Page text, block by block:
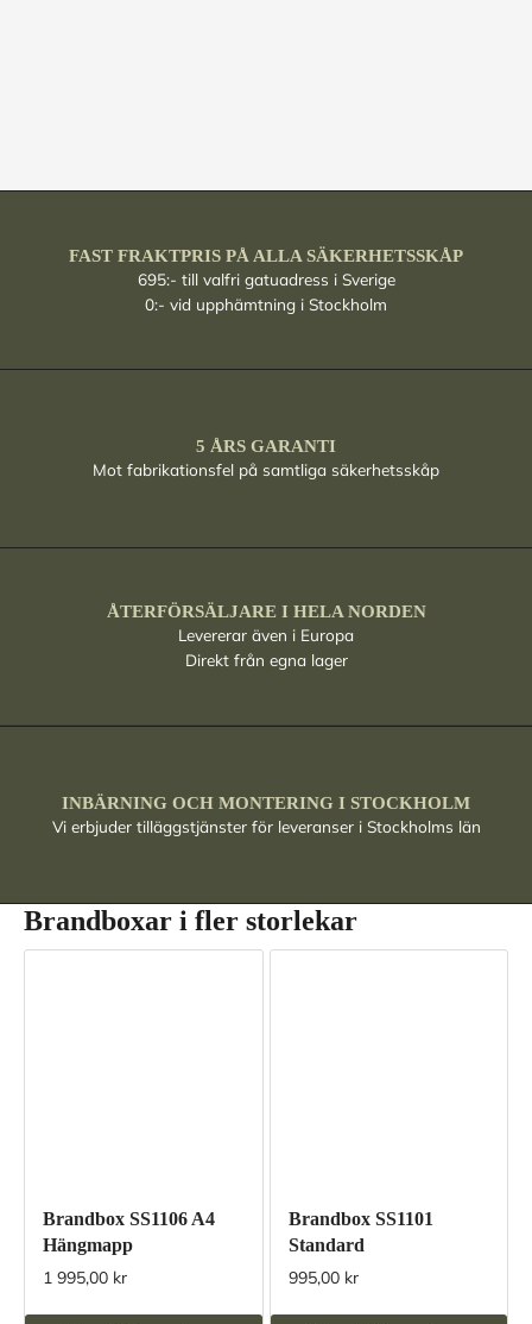
FAST FRAKTPRIS PÅ ALLA SÄKERHETSSKÅP
695:- till valfri gatuadress i Sverige
0:- vid upphämtning i Stockholm
5 ÅRS GARANTI
Mot fabrikationsfel på samtliga säkerhetsskåp
ÅTERFÖRSÄLJARE I HELA NORDEN
Levererar även i Europa
Direkt från egna lager
INBÄRNING OCH MONTERING I STOCKHOLM
Vi erbjuder tilläggstjänster för leveranser i Stockholms län
Brandboxar i fler storlekar
Brandbox SS1106 A4
Hängmapp
1 995,00 kr
Brandbox SS1101
Standard
995,00 kr